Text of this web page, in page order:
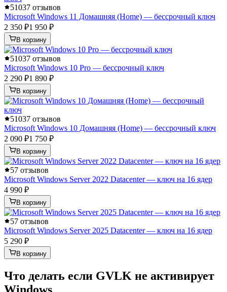
51037 отзывов
Microsoft Windows 11 Домашняя (Home) — бессрочный ключ
2 350 ₽1 950 ₽
В корзину
51037 отзывов
Microsoft Windows 10 Pro — бессрочный ключ
2 290 ₽1 890 ₽
В корзину
51037 отзывов
Microsoft Windows 10 Домашняя (Home) — бессрочный ключ
2 090 ₽1 750 ₽
В корзину
57 отзывов
Microsoft Windows Server 2022 Datacenter — ключ на 16 ядер
4 990 ₽
В корзину
57 отзывов
Microsoft Windows Server 2025 Datacenter — ключ на 16 ядер
5 290 ₽
В корзину
Что делать если GVLK не активирует